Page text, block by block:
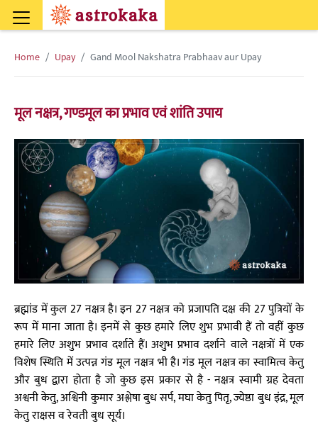
Home Upay Gand Mool Nakshatra Prabhaav aur Upay
मूल नक्षत्र, गण्डमूल का प्रभाव एवं शांति उपाय
ब्रह्मांड में कुल 27 नक्षत्र है। इन 27 नक्षत्र को प्रजापति दक्ष की 27 पुत्रियों के
रूप में माना जाता है। इनमें से कुछ हमारे लिए शुभ प्रभावी हैं तो वहीं कुछ
हमारे लिए अशुभ प्रभाव दर्शाते हैं। अशुभ प्रभाव दर्शाने वाले नक्षत्रों में एक
विशेष स्थिति में उत्पन्न गंड मूल नक्षत्र भी है। गंड मूल नक्षत्र का स्वामित्व केतु
और बुध द्वारा होता है जो कुछ इस प्रकार से है - नक्षत्र स्वामी ग्रह देवता
अश्वनी केतु, अश्विनी कुमार अश्लेषा बुध सर्प, मघा केतु पितृ, ज्येष्ठा बुध इंद्र, मूल
केतु राक्षस व रेवती बुध सूर्य।